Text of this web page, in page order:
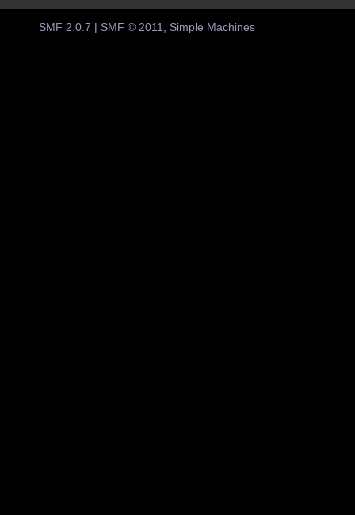
SMF 2.0.7 SMF © 2011, Simple Machines